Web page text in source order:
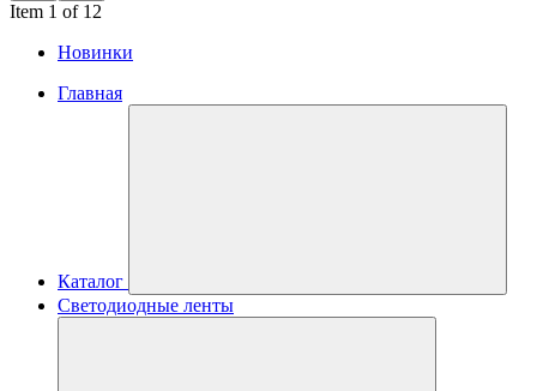
Item 1 of 12
Новинки
Главная
Каталог
Светодиодные ленты